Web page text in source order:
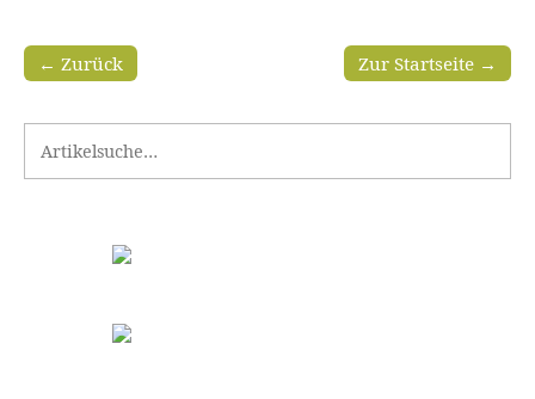
Zur Startseite →
← Zurück